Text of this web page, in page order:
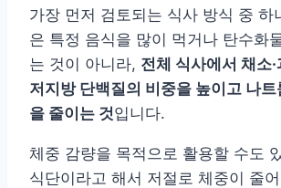
가장 먼저 검토되는 식사 방식 중 하
은 특정 음식을 많이 먹거나 탄수화
는 것이 아니라, 전체 식사에서 채소
저지방 단백질의 비중을 높이고 나
을 줄이는 것입니다.
체중 감량을 목적으로 활용할 수도
식단이라고 해서 저절로 체중이 줄